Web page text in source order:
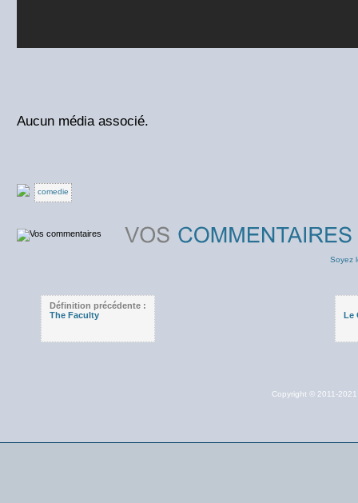
Aucun média associé.
comedie
Soyez
Définition précédente :
The Faculty
Le
Copyright © 2011-